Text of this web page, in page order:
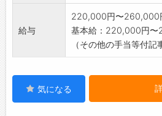
給与
220,000円〜260,000
基本給：220,000円
（その他の手当等付記
気になる